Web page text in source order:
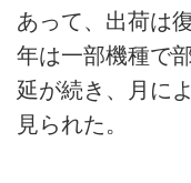
あって、出荷は
年は一部機種で
延が続き、月に
見られた。